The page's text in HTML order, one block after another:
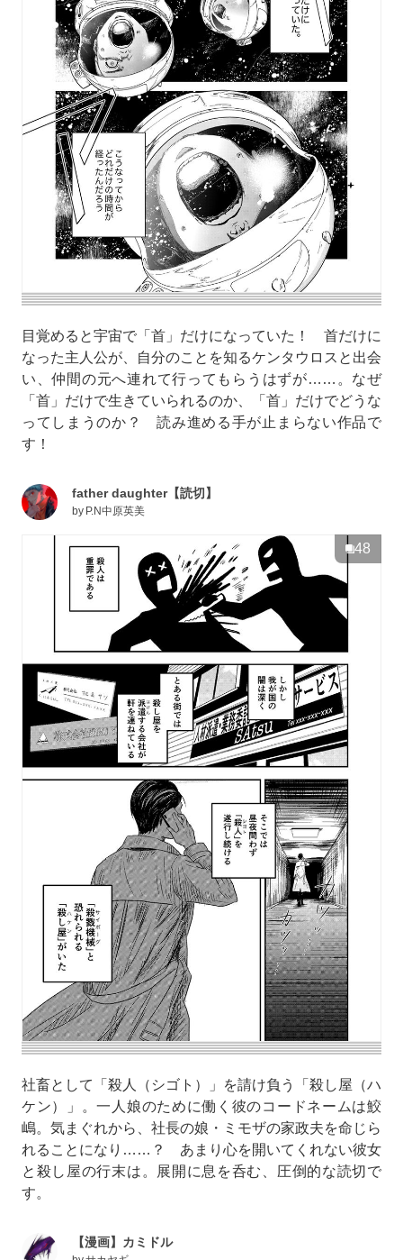
目覚めると宇宙で「首」だけになっていた！ 首だけに
なった主人公が、自分のことを知るケンタウロスと出会
い、仲間の元へ連れて行ってもらうはずが……。なぜ
「首」だけで生きていられるのか、「首」だけでどうな
ってしまうのか？ 読み進める手が止まらない作品で
す！
father daughter【読切】
by P.N中原英美
48
社畜として「殺人（シゴト）」を請け負う「殺し屋（ハ
ケン）」。一人娘のために働く彼のコードネームは鮫
嶋。気まぐれから、社長の娘・ミモザの家政夫を命じら
れることになり……？ あまり心を開いてくれない彼女
と殺し屋の行末は。展開に息を呑む、圧倒的な読切で
す。
【漫画】カミドル